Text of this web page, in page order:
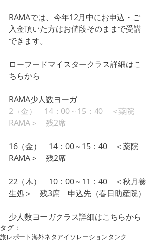
RAMAでは、今年12月中にお申込・ご
入金頂いた方はお値段そのままで受講
できます。
ローフードマイスタークラス詳細はこ
ちらから
RAMA少人数ヨーガ
2（金）　14：00～15：40　＜薬院
RAMA＞　残2席
16（金）　14：00～15：40　＜薬院
RAMA＞　残2席
22（木）　10：00～11：40　＜秋月養
生処＞　残3席　申込先（春日助産院）
少人数ヨーガクラス詳細はこちらから
タグ：
旅レポート海外ネタアイソレーションタンク